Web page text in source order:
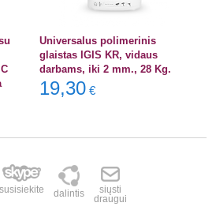
Universalus polimerinis
glaistas IGIS KR, vidaus
darbams, iki 2 mm., 28 Kg.
19,30 €
susisiekite dalintis
siųsti
draugui